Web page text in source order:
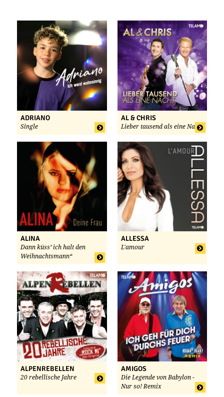
ADRIANO
Single
AL & CHRIS
Lieber tausend als eine Nacht
ALINA
Dann küss’ ich halt den
Weihnachtsmann“
ALLESSA
L'amour
ALPENREBELLEN
20 rebellische Jahre
AMIGOS
Die Legende von Babylon -
Nur so! Remix